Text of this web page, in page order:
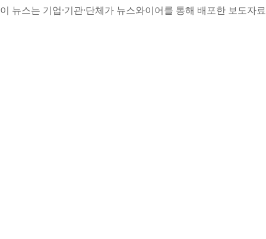
이 뉴스는 기업·기관·단체가 뉴스와이어를 통해 배포한 보도자